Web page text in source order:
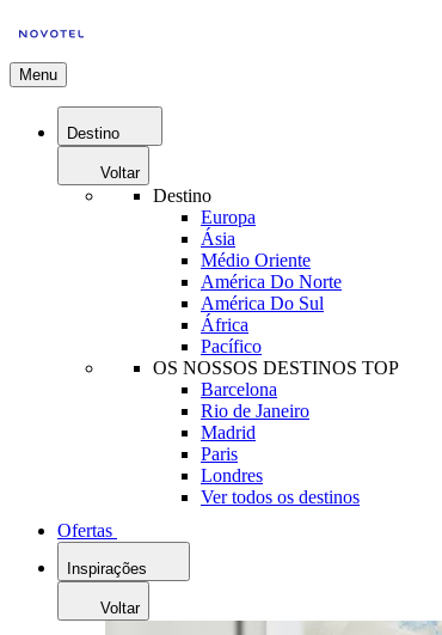
Menu
Destino
Voltar
Destino
Europa
Ásia
Médio Oriente
América Do Norte
América Do Sul
África
Pacífico
OS NOSSOS DESTINOS TOP
Barcelona
Rio de Janeiro
Madrid
Paris
Londres
Ver todos os destinos
Ofertas
Inspirações
Voltar